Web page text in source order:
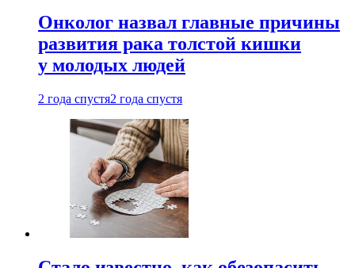
Онколог назвал главные причины
развития рака толстой кишки
у молодых людей
2 года спустя2 года спустя